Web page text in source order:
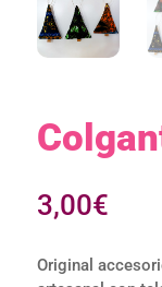
3,00€
Original